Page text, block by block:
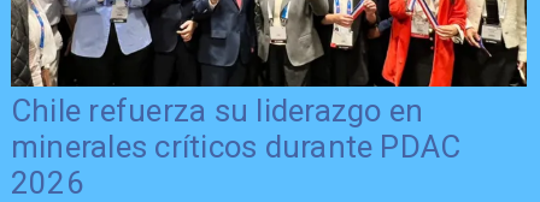
Chile refuerza su liderazgo en
minerales críticos durante PDAC
2026